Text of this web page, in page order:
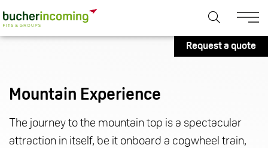
Request a quote
Mountain Experience
The journey to the mountain top is a spectacular
attraction in itself, be it onboard a cogwheel train,